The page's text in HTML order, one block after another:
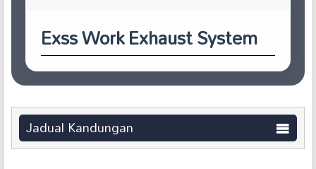
Exss Work Exhaust System
Jadual Kandungan